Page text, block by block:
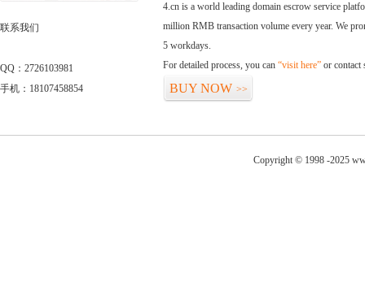
联系我们
QQ：2726103981
手机：18107458854
4.cn is a world leading domain escrow service
million RMB transaction volume every year. We
5 workdays.
For detailed process, you can “visit here” or contact
BUY NOW >>
Copyright © 1998 -2025